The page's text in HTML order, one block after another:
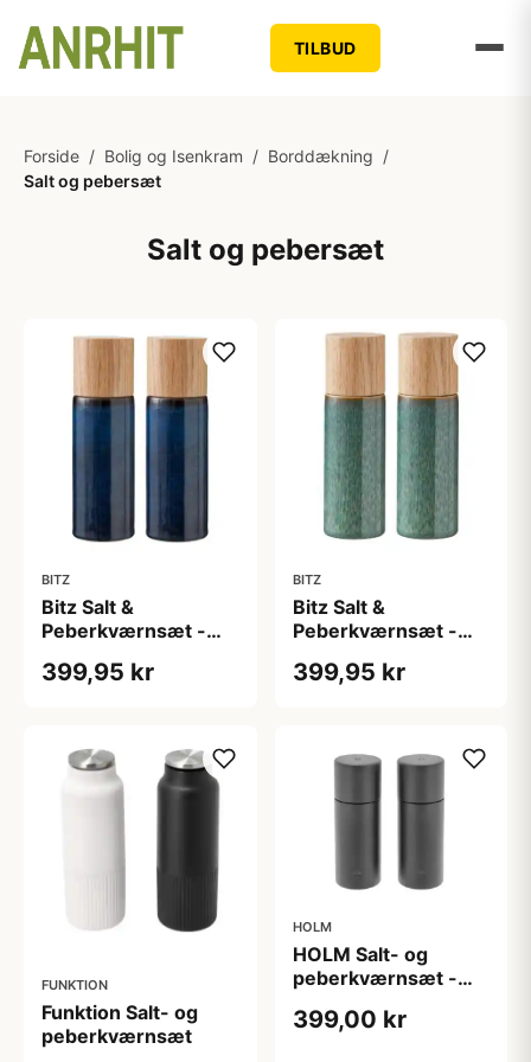
TILBUD
Forside / Bolig og Isenkram / Borddækning /
Salt og pebersæt
Salt og pebersæt
BITZ
Bitz Salt &
Peberkværnsæt -
399,95 kr
BITZ
Bitz Salt &
Peberkværnsæt -
399,95 kr
FUNKTION
Funktion Salt- og
peberkværnsæt
HOLM
HOLM Salt- og
peberkværnsæt -
399,00 kr